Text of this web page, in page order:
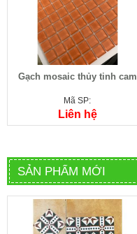
Gạch mosaic thủy tinh cam
Mã SP:
Liên hệ
SẢN PHẨM MỚI